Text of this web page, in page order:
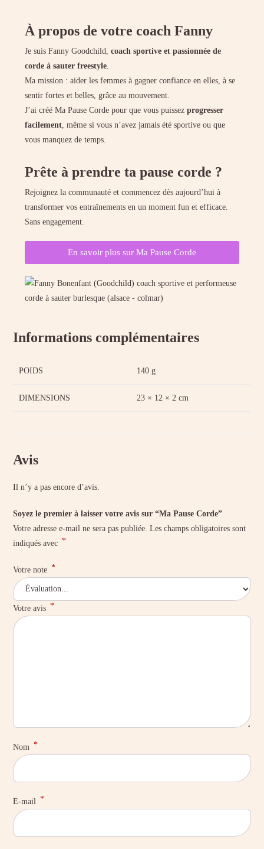
À propos de votre coach Fanny
Je suis Fanny Goodchild,coach sportive et passionnée de
corde à sauter freestyle
Ma mission : aider les femmes à gagner confiance en elles, à se
sentir fortes et belles, grâce au mouvement.
J’ai créé Ma Pause Corde pour que vous puissezprogresser
facilement , même si vous n’avez jamais été sportive ou que
vous manquez de temps.
Prête à prendre ta pause corde ?
Rejoignez la communauté et commencez dès aujourd’hui à
transformer vos entraînements en un moment fun et efficace.
Sans engagement.
En savoir plus sur Ma Pause Corde
Informations complémentaires
POIDS 140 g
DIMENSIONS 23 × 12 × 2 cm
Avis
Il n’y a pas encore d’avis.
Soyez le premier à laisser votre avis sur “Ma Pause Corde”
Votre adresse e-mail ne sera pas publiée. Les champs obligatoires sont
indiqués avec *
Votre note *
Votre avis *
Nom *
E-mail *